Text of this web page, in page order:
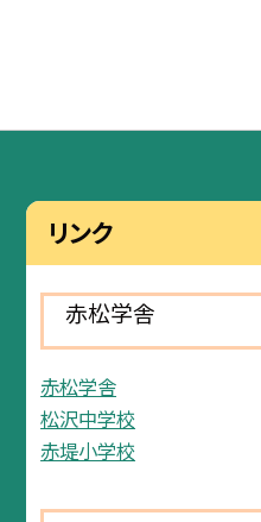
リンク
赤松学舎
赤松学舎
松沢中学校
赤堤小学校